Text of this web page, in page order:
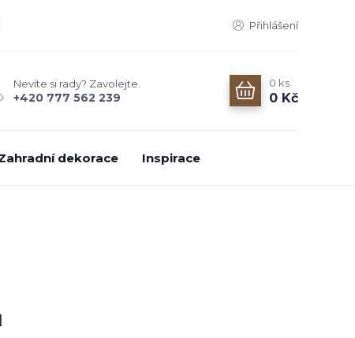
Přihlášení
Nevíte si rady? Zavolejte.
+420 777 562 239
0 ks
0 Kč
dekorace Inspirace